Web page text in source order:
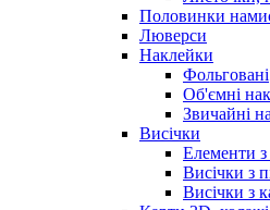
Половинки
Люверси
Наклейки
Фольговані
Об'ємні
Звичайні
Висічки
Елементи
Висічки з
Висічки з